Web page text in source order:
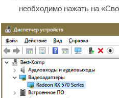
необходимо нажать на